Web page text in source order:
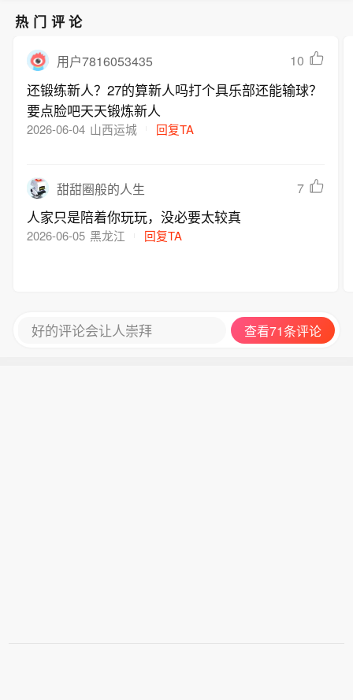
热门评论
用户7816053435 10
还锻练新人？27的算新人吗打个具乐部还能输球？
要点脸吧天天锻炼新人
2026-06-04 山西运城 回复TA
甜甜圈般的人生 7
人家只是陪着你玩玩，没必要太较真
2026-06-05 黑龙江 回复TA
好的评论会让人崇拜 查看71条评论